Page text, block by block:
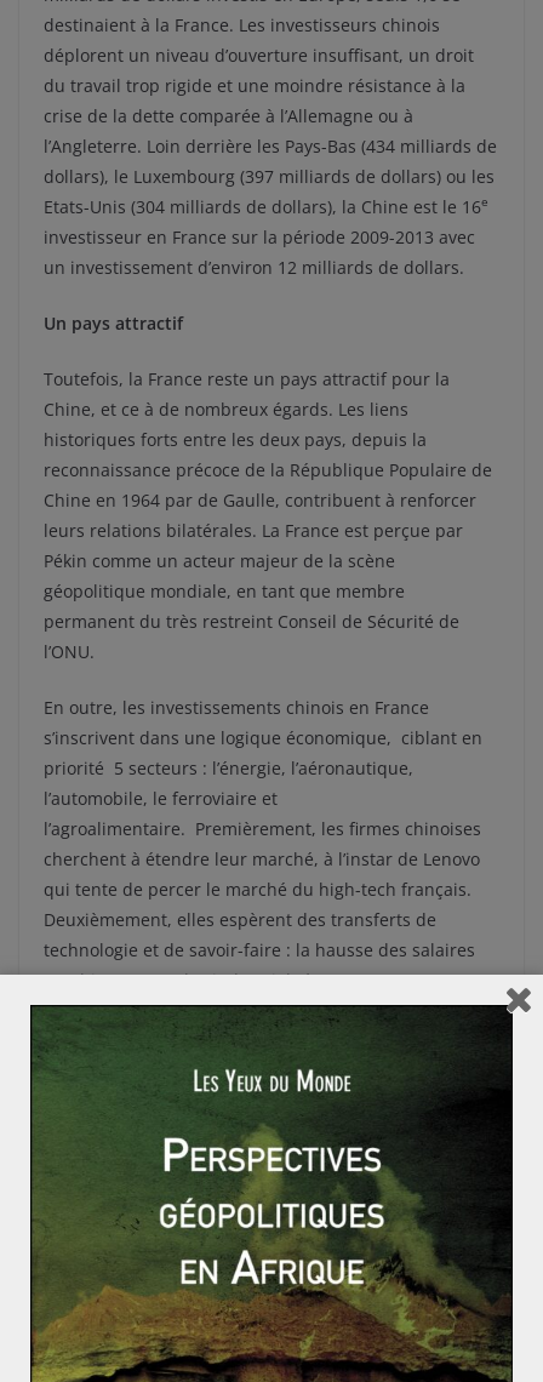
destinaient à la France. Les investisseurs chinois
déplorent un niveau d’ouverture insuffisant, un droit
du travail trop rigide et une moindre résistance à la
crise de la dette comparée à l’Allemagne ou à
l’Angleterre. Loin derrière les Pays-Bas (434 milliards de
dollars), le Luxembourg (397 milliards de dollars) ou les
Etats-Unis (304 milliards de dollars), la Chine est le 16e
investisseur en France sur la période 2009-2013 avec
un investissement d’environ 12 milliards de dollars.
Un pays attractif
Toutefois, la France reste un pays attractif pour la
Chine, et ce à de nombreux égards. Les liens
historiques forts entre les deux pays, depuis la
reconnaissance précoce de la République Populaire de
Chine en 1964 par de Gaulle, contribuent à renforcer
leurs relations bilatérales. La France est perçue par
Pékin comme un acteur majeur de la scène
géopolitique mondiale, en tant que membre
permanent du très restreint Conseil de Sécurité de
l’ONU.
En outre, les investissements chinois en France
s’inscrivent dans une logique économique, ciblant en
priorité 5 secteurs : l’énergie, l’aéronautique,
l’automobile, le ferroviaire et
l’agroalimentaire. Premièrement, les firmes chinoises
cherchent à étendre leur marché, à l’instar de Lenovo
qui tente de percer le marché du high-tech français.
Deuxièmement, elles espèrent des transferts de
technologie et de savoir-faire : la hausse des salaires
en Chine pousse les industriels à monter
progressivement en gamme pour rester compétitifs.
Ainsi, Dongfeng a racheté 14% des parts de PSA en
2014, avec le projet de créer un centre de Recherche et
Développement commun. Troisièmement, elles
s’appuient sur la notoriété et sur la force économique
des entreprises françaises pour conquérir leur propre
marché intérieur. En témoigne le rachat, en 2012, du
château Bellefont-Belcier (un grand cru classé de Saint-
Emilion) par un industriel chinois pour lancer sa société
de distribution de vin en Chine. Enfin, en investissant
en France, les investisseurs chinois achètent également
l’Etat de droit, un label de qualité et de confiance pour
son marché intérieur : les normes sanitaires en Chine